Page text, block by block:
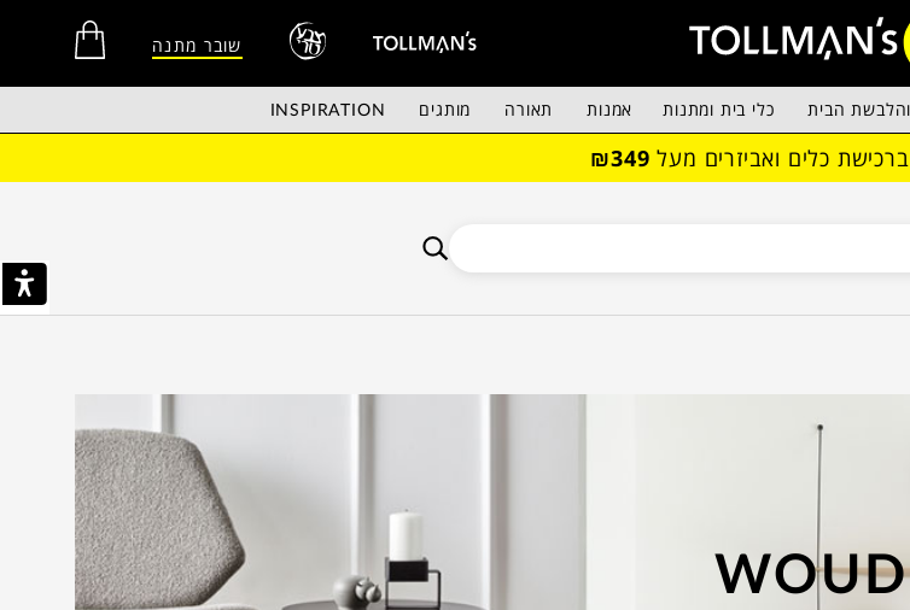
שובר מתנה
והלבשת הבית כלי בית ומתנות אמנות תאורה מותגים INSPIRATION
כלים ואביזרים מעל ₪349
WOUD